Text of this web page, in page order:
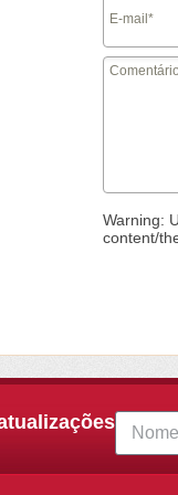
Warning:
content/